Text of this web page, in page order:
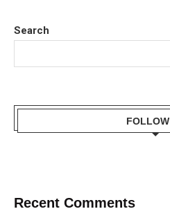
Search
Recent Comments